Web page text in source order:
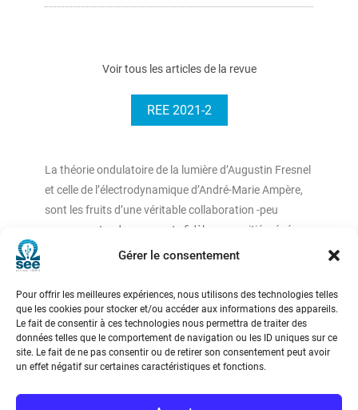
Gérer le consentement
Pour offrir les meilleures expériences, nous utilisons des technologies telles
que les cookies pour stocker et/ou accéder aux informations des appareils.
Le fait de consentir à ces technologies nous permettra de traiter des
données telles que le comportement de navigation ou les ID uniques sur ce
site. Le fait de ne pas consentir ou de retirer son consentement peut avoir
un effet négatif sur certaines caractéristiques et fonctions.
Voir tous les articles de la revue
REE 2021-2
La théorie ondulatoire de la lumière d’Augustin Fresnel
et celle de l’électrodynamique d’André-Marie Ampère,
sont les fruits d’une véritable collaboration -peu
connue- entre deux savants fidèles en amitié, généreux
et géniaux. Elles constituent deux des plus grandes
essor de la recherche et de
l’innovation industrielle.